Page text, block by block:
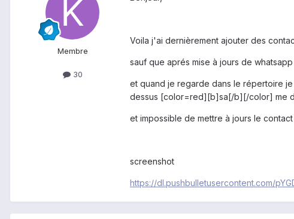
Membre
30
Voila j'ai dernièrement ajouter des
sauf que aprés mise à jours de
et quand je regarde dans le répertoire
dessus [color=red][b]sa[/b][/color] me
et impossible de mettre à jours le
screenshot
https://dl.pushbulletusercontent.com/